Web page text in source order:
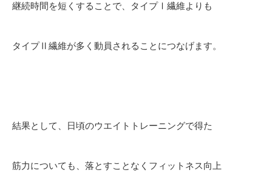
継続時間を短くすることで、タイプⅠ繊維よりも
タイプⅡ繊維が多く動員されることにつなげます。
結果として、日頃のウエイトトレーニングで得た
筋力についても、落とすことなくフィットネス向上